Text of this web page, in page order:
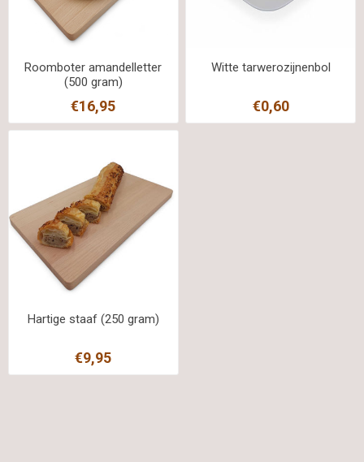
Roomboter amandelletter
(500 gram)
€16,95
Witte tarwerozijnenbol
€0,60
Hartige staaf (250 gram)
€9,95